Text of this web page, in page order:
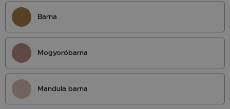
Barna
Mogyoróbarna
Mandula barna